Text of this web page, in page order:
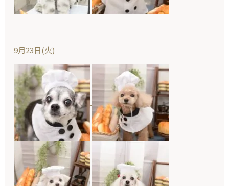
9月23日(火)